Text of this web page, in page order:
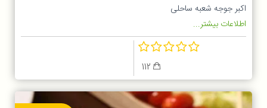
اکبر جوجه شعبه ساحلی
اطلاعات بیشتر...